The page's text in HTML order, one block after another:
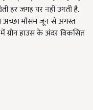
हर जगह पर नहीं उगती है.
अच्छा मौसम जून से अगस्त
में ग्रीन हाउस के अंदर विकसित